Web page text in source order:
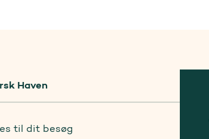
Haven
til dit besøg